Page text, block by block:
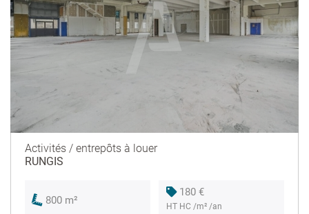
Activités / entrepôts à louer
RUNGIS
800 m²
180 €
HT HC /m² /an